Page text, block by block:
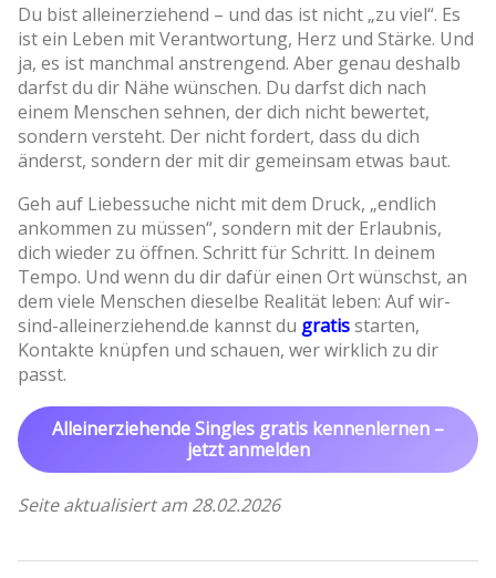
Du bist alleinerziehend – und das ist nicht „zu viel“. Es
ist ein Leben mit Verantwortung, Herz und Stärke. Und
ja, es ist manchmal anstrengend. Aber genau deshalb
darfst du dir Nähe wünschen. Du darfst dich nach
einem Menschen sehnen, der dich nicht bewertet,
sondern versteht. Der nicht fordert, dass du dich
änderst, sondern der mit dir gemeinsam etwas baut.
Geh auf Liebessuche nicht mit dem Druck, „endlich
ankommen zu müssen“, sondern mit der Erlaubnis,
dich wieder zu öffnen. Schritt für Schritt. In deinem
Tempo. Und wenn du dir dafür einen Ort wünschst, an
dem viele Menschen dieselbe Realität leben: Auf wir-
sind-alleinerziehend.de kannst du gratisstarten,
Kontakte knüpfen und schauen, wer wirklich zu dir
passt.
Alleinerziehende Singles gratis kennenlernen –
jetzt anmelden
Seite aktualisiert am 28.02.2026